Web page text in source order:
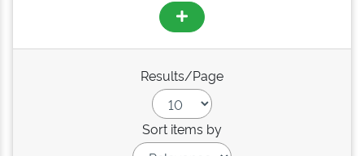
Results/Page
Sort items by